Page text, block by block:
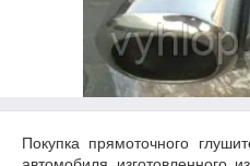
Покупка прямоточного